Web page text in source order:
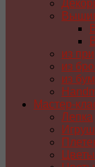
из
из
из
Мастер-
Лепка